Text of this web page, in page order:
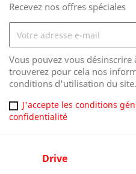
Recevez nos offres spéciales
Vous pouvez vous
trouverez pour cela nos
conditions d'utilisation du site.
J'accepte les conditions
confidentialité
Drive